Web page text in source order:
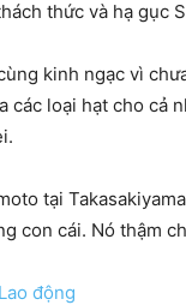
thức và hạ
kinh ngạc vì
các loại hạt cho cả
tại
con cái. Nó thậm
động